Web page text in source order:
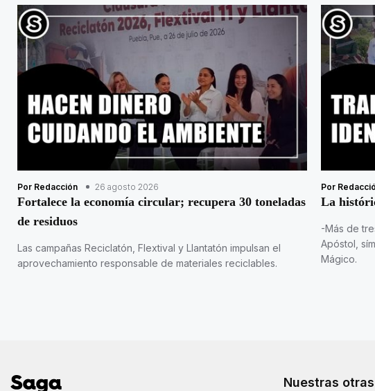
Por Redacción 26 agosto 2026
Fortalece la economía circular; recupera 30 toneladas
de residuos
Las campañas Reciclatón, Flextival y Llantatón impulsan el
aprovechamiento responsable de materiales reciclables.
Por
La
-Más de
Apóstol,
Mágico.
Nuestras